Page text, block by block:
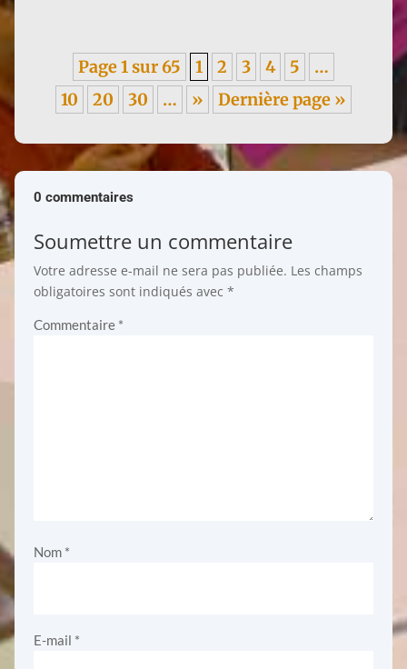
Page 1 sur 65 1 2 3 4 5
…
10
20 30 … » Dernière page »
0 commentaires
Soumettre un commentaire
Votre adresse e-mail ne sera pas publiée. Les champs
obligatoires sont indiqués avec *
Commentaire *
Nom *
E-mail *